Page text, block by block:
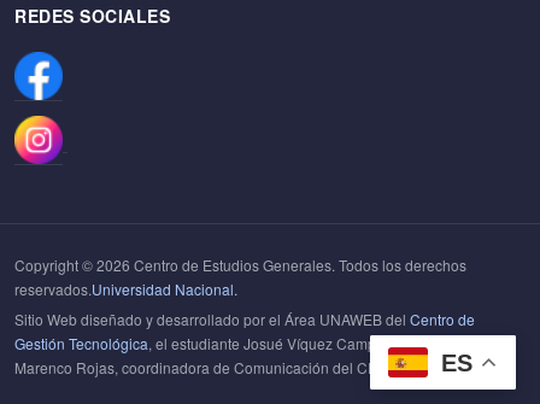
ES
REDES SOCIALES
Copyright © 2026 Centro de Estudios Generales. Todos los derechos
reservados.Universidad Nacional.
Sitio Web diseñado y desarrollado por el Área UNAWEB del Centro de
Gestión Tecnológica, el estudiante Josué Víquez Campos y la Dra Helen
Marenco Rojas, coordinadora de Comunicación del CEG.